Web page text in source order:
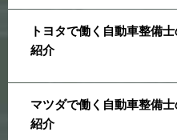
トヨタで働く自動車整備
紹介
マツダで働く自動車整備
紹介